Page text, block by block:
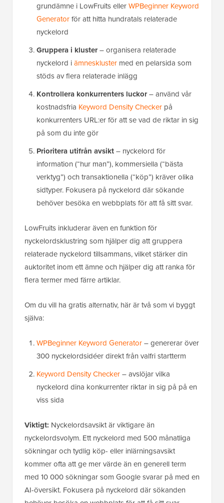
grundämne i LowFruits ellerWPBeginner Keyword
Generatorför att hitta hundratals relaterade
nyckelord
Gruppera i kluster– organisera relaterade
nyckelord iämneskluster med en pelarsida som
stöds av flera relaterade inlägg
Kontrollera konkurrenters luckor– använd vår
kostnadsfria Keyword Density Checker på
konkurrenters URL:er för att se vad de riktar in sig
på som du inte gör
Prioritera utifrån avsikt– nyckelord för
information (“hur man”), kommersiella (“bästa
verktyg”) och transaktionella (“köp”) kräver olika
sidtyper. Fokusera på nyckelord där sökande
behöver besöka en webbplats för att få sitt svar.
LowFruits inkluderar även en funktion för
nyckelordsklustring som hjälper dig att gruppera
relaterade nyckelord tillsammans, vilket stärker din
auktoritet inom ett ämne och hjälper dig att ranka för
flera termer med färre artiklar.
Om du vill ha gratis alternativ, här är två som vi byggt
själva:
WPBeginner Keyword Generator– genererar över
300 nyckelordsidéer direkt från valfri startterm
Keyword Density Checker– avslöjar vilka
nyckelord dina konkurrenter riktar in sig på på en
viss sida
Viktigt: Nyckelordsavsikt är viktigare än
nyckelordsvolym. Ett nyckelord med 500 månatliga
sökningar och tydlig köp- eller inlärningsavsikt
kommer ofta att ge mer värde än en generell term
med 10 000 sökningar som Google svarar på med en
AI-översikt. Fokusera på nyckelord där sökanden